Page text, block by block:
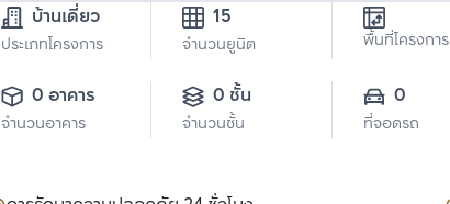
บ้านเดี่ยว
ประเภทโครงการ
15
จำนวนยูนิต พื้นที่โครงการ
0 อาคาร
จำนวนอาคาร
0 ชั้น
จำนวนชั้น
0
ที่จอดรถ